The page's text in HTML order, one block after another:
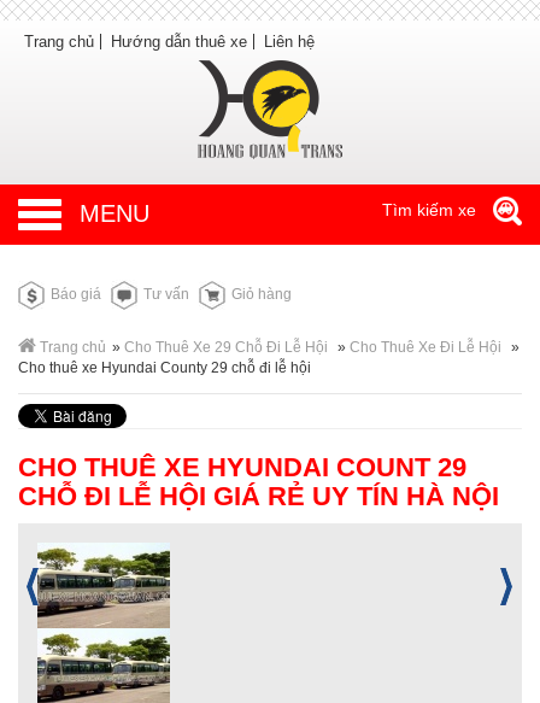
Trang chủ Hướng dẫn thuê xe Liên hệ
MENU Tìm kiếm xe
Báo giá Tư vấn Giỏ hàng
Trang chủ » Cho Thuê Xe 29 Chỗ Đi Lễ Hội » Cho Thuê Xe Đi Lễ Hội
»
Cho thuê xe Hyundai County 29 chỗ đi lễ hội
CHO THUÊ XE HYUNDAI COUNT 29
CHỖ ĐI LỄ HỘI GIÁ RẺ UY TÍN HÀ NỘI